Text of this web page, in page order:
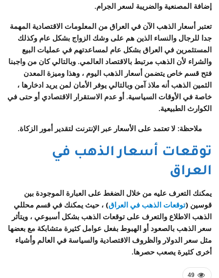
إضافة المصنعية والضريبة لسعر الجرام.
تعتبر أسعار الذهب الآن في العراق من المعلومات الاقتصادية المهمة
جدا للرجال والنساء الذين هم على وشك الزواج بشكل عام وكذلك
المستثمرين في العراق بشكل عام لمساعدتهم في عمليات البيع
والشراء لأن الذهب مرتبط بالاقتصاد العالمي. وبالتالي كان من واجبنا
فتح قسم خاص يتضمن أسعار الذهب اليوم ، وهذا وميزة المعدن
الثمين الذهب أنه ملاذ آمن وبالتالي يوفر الأمان لمن يريد ادخارها ،
خاصة في الأوقات السياسية. أو عدم الاستقرار الاقتصادي أو حتى في
الكوارث الطبيعية.
ملاحظة: لا تعتمد على الأسعار عبر الإنترنت لتقدير أمور الزكاة.
توقعات أسعار الذهب في
العراق
يمكنك التعرف عليه من خلال الضغط على العبارة الموجودة بين
قوسين (توقعات الذهب في العراق) ، حيث يمكنك في قسم محللي
الذهب الاطلاع والتعرف على توقعات الذهب بشكل أسبوعي ، ويتأثر
سعر الذهب بالصعود أو الهبوط بفعل عوامل كثيرة متشابكة مع بعضها
مثل سعر الدولار والظروف الاقتصادية والسياسة في العالم وأشياء
أخرى كثيرة يصعب حصرها.
49